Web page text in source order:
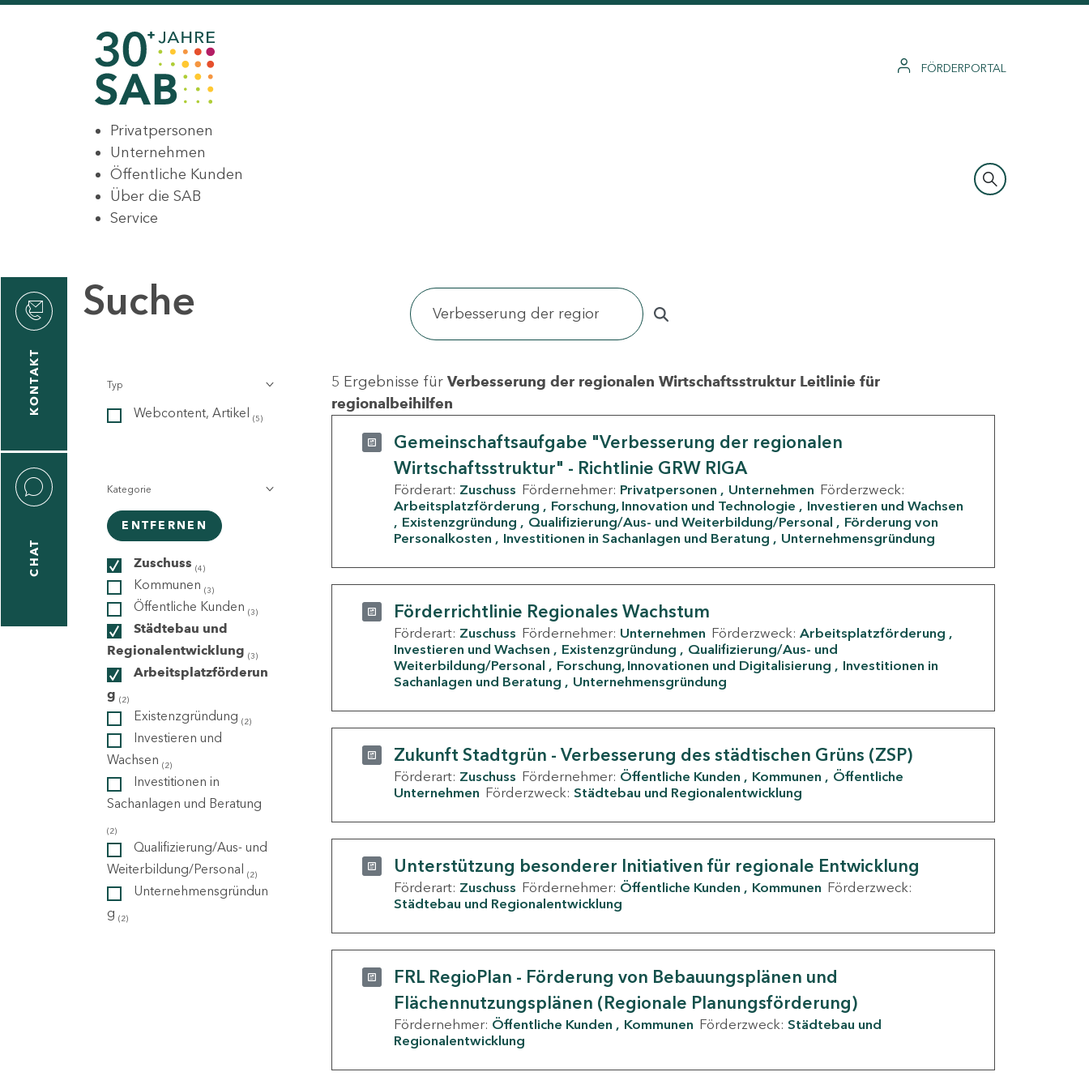
FÖRDERPORTAL
Privatpersonen
Unternehmen
Öffentliche Kunden
Über die SAB
Service
KONTAKT
CHAT
Suche
Typ
Webcontent, Artikel (5)
Kategorie
ENTFERNEN
Zuschuss (4)
Kommunen (3)
Öffentliche Kunden (3)
Städtebau und
Regionalentwicklung (3)
Arbeitsplatzförderun
g (2)
Existenzgründung (2)
Investieren und
Wachsen (2)
Investitionen in
Sachanlagen und Beratung
(2)
Qualifizierung/Aus- und
Weiterbildung/Personal (2)
Unternehmensgründun
g (2)
5 Ergebnisse für Verbesserung der regionalen Wirtschaftsstruktur Leitlinie für
regionalbeihilfen
Gemeinschaftsaufgabe "Verbesserung der regionalen
Wirtschaftsstruktur" - Richtlinie GRW RIGA
Förderart: Zuschuss Fördernehmer: Privatpersonen Unternehmen Förderzweck:
Arbeitsplatzförderung
Forschung, Innovation und Technologie
Investieren und Wachsen
Existenzgründung
Qualifizierung/Aus- und Weiterbildung/Personal
Förderung von
Personalkosten
Investitionen in Sachanlagen und Beratung Unternehmensgründung
Förderrichtlinie Regionales Wachstum
Förderart: Zuschuss Fördernehmer: Unternehmen Förderzweck: Arbeitsplatzförderung
Investieren und Wachsen
Existenzgründung
Qualifizierung/Aus- und
Weiterbildung/Personal
Forschung, Innovationen und Digitalisierung
Investitionen in
Sachanlagen und Beratung
Unternehmensgründung
Zukunft Stadtgrün - Verbesserung des städtischen Grüns (ZSP)
Förderart: Zuschuss Fördernehmer: Öffentliche Kunden Kommunen
Öffentliche
Unternehmen Förderzweck: Städtebau und Regionalentwicklung
Unterstützung besonderer Initiativen für regionale Entwicklung
Förderart: Zuschuss Fördernehmer: Öffentliche Kunden Kommunen Förderzweck:
Städtebau und Regionalentwicklung
FRL RegioPlan - Förderung von Bebauungsplänen und
Flächennutzungsplänen (Regionale Planungsförderung)
Fördernehmer: Öffentliche Kunden Kommunen Förderzweck: Städtebau und
Regionalentwicklung